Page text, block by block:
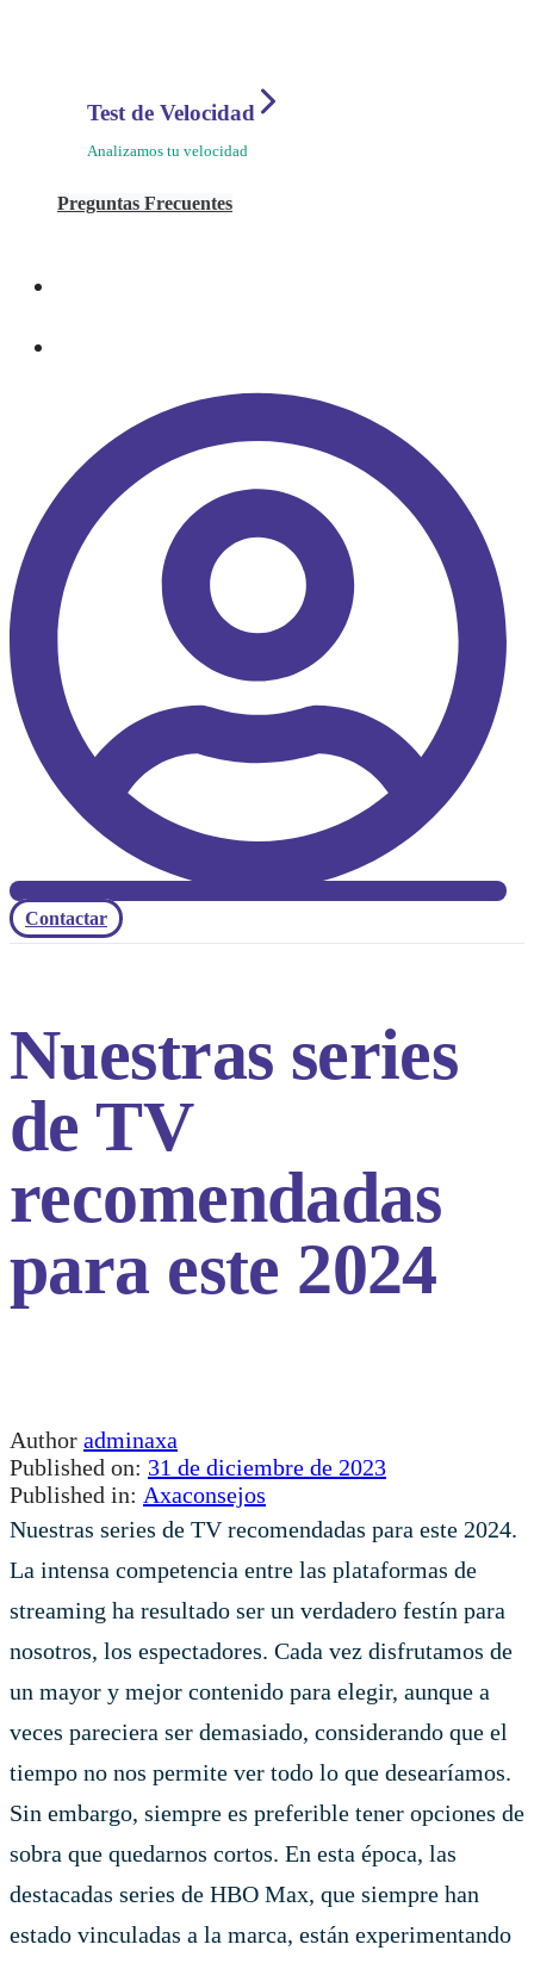
Test de Velocidad
Analizamos tu velocidad
Preguntas Frecuentes
Contactar
Nuestras series
de TV
recomendadas
para este 2024
Author adminaxa
Published on: 31 de diciembre de 2023
Published in: Axaconsejos
Nuestras series de TV recomendadas para este 2024.
La intensa competencia entre las plataformas de
streaming ha resultado ser un verdadero festín para
nosotros, los espectadores. Cada vez disfrutamos de
un mayor y mejor contenido para elegir, aunque a
veces pareciera ser demasiado, considerando que el
tiempo no nos permite ver todo lo que desearíamos.
Sin embargo, siempre es preferible tener opciones de
sobra que quedarnos cortos. En esta época, las
destacadas series de HBO Max, que siempre han
estado vinculadas a la marca, están experimentando